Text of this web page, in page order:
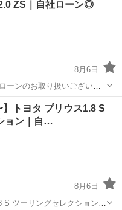
ZS｜自社ローン◎
8月6日
ーンのお取り扱いございま
ー ローン
】トヨタ プリウス1.8 S
ョン｜自…
8月6日
S ツーリングセレクション｜